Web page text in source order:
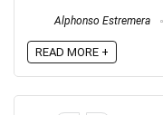
Alphonso Estremera
READ MORE +